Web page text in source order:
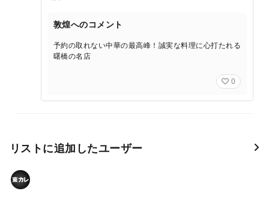
敦煌へのコメント
予約の取れない中華の最高峰！誠実な料理に心打たれる
曙橋の名店
0
リストに追加したユーザー